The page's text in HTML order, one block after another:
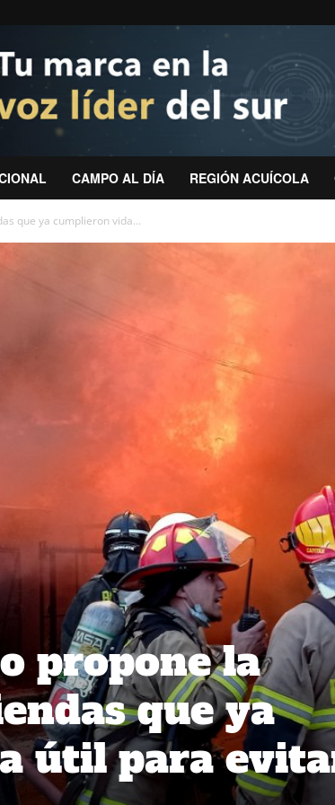
CAMPO AL DÍA REGIÓN ACUÍCOLA
que ya cumplieron vida...
propone la
que ya
útil para